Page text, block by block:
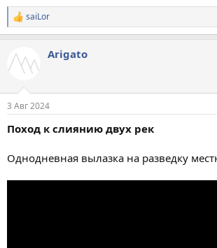
Р
е
к
ц
saiLor
Arigato
3 Авг 2024
Поход к слиянию двух рек
Однодневная вылазка на разведку